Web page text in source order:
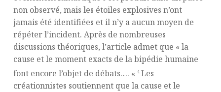
non observé, mais les étoiles explosives n’ont
jamais été identifiées et il n’y a aucun moyen de
répéter l’incident. Après de nombreuses
discussions théoriques, l’article admet que « la
cause et le moment exacts de la bipédie humaine
font encore l’objet de débats…. « 4Les
créationnistes soutiennent que la cause et le